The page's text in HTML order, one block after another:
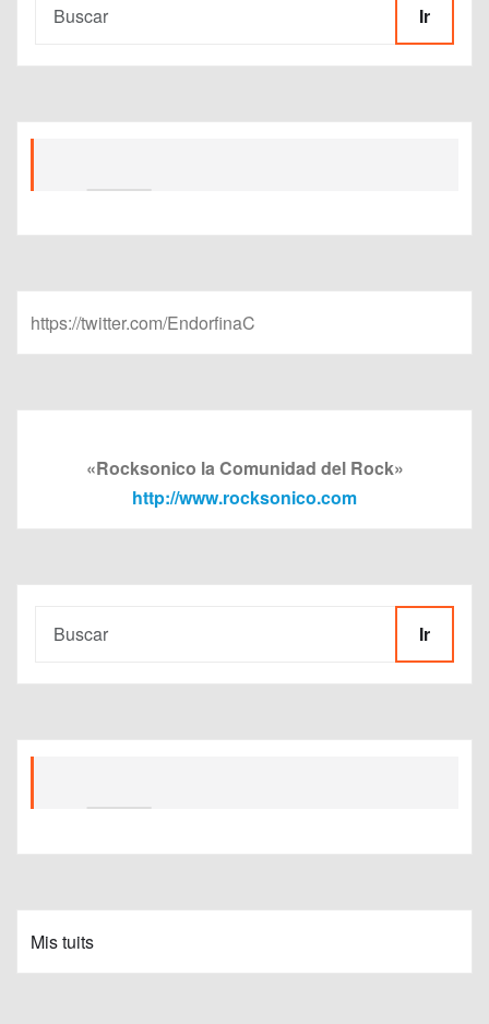
Ir
https://twitter.com/EndorfinaC
«Rocksonico la Comunidad del Rock»
http://www.rocksonico.com
Ir
Mis tuits